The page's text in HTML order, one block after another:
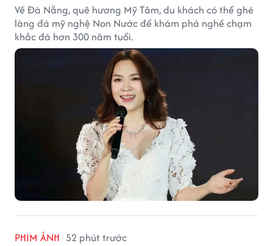
Về Đà Nẵng, quê hương Mỹ Tâm, du khách có thể ghé
làng đá mỹ nghệ Non Nước để khám phá nghề chạm
khắc đá hơn 300 năm tuổi.
PHIM ẢNH 52 phút trước